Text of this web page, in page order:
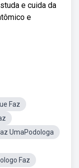
e cuida da
e
Faz
UmaPodologa
Faz